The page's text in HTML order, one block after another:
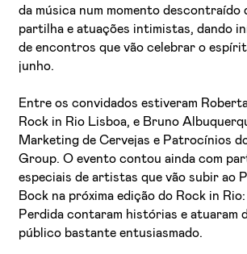
da música num momento descontraído
partilha e atuações intimistas, dando
de encontros que vão celebrar o
junho.
Entre os convidados estiveram
Rock in Rio Lisboa, e Bruno
Marketing de Cervejas e Patrocínios
Group. O evento contou ainda com
especiais de artistas que vão subir ao
Bock na próxima edição do Rock in
Perdida contaram histórias e atuaram
público bastante entusiasmado.